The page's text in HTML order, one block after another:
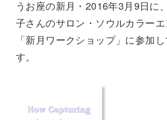
うお座の新月・2016年3月9日に
子さんのサロン・ソウルカラー
「新月ワークショップ」に参加
す。